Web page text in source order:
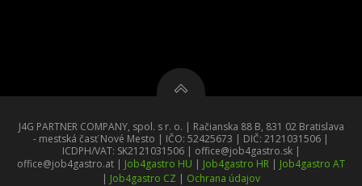
J4G PARTNER COMPANY, spol. s r. o. | Račianska 88 B, 831 02 Bratislava
- mestská časť Nové Mesto | IČO: 52425673 | DIČ: 2121031506 |
ICDPH/VAT: SK2121031506 | office@job4gastro.sk |
office@job4gastro.at | Job4gastro HU | Job4gastro HR | Job4gastro AT
| Job4gastro CZ | Ochrana údajov